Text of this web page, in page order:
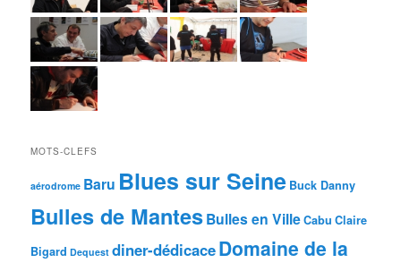
MOTS-CLEFS
aérodrome Baru Blues sur Seine Buck Danny
Bulles de MantesBulles en VilleCabu Claire
Bigard Dequest diner-dédicaceDomaine de la